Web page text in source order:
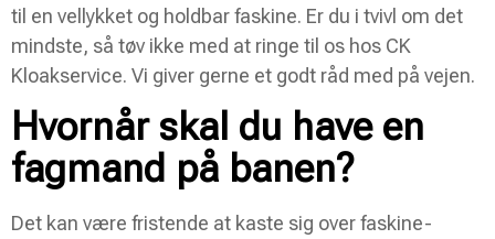
til en vellykket og holdbar faskine. Er du i tvivl om det
mindste, så tøv ikke med at ringe til os hos CK
Kloakservice. Vi giver gerne et godt råd med på vejen.
Hvornår skal du have en
fagmand på banen?
Det kan være fristende at kaste sig over faskine-